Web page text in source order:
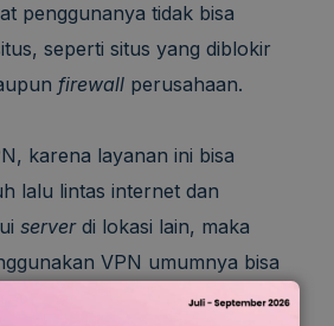
penggunanya tidak bisa
seperti situs yang diblokir
firewall perusahaan.
karena layanan ini bisa
lalu lintas internet dan
server di lokasi lain, maka
VPN umumnya bisa
yang statusnya diblokir.